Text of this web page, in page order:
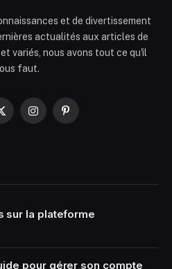
et de divertissement
actualités aux articles de
variés, nous avons tout ce qu'il
faut.
X
InstagramPinterest
sur la plateforme
pour gérer son compte